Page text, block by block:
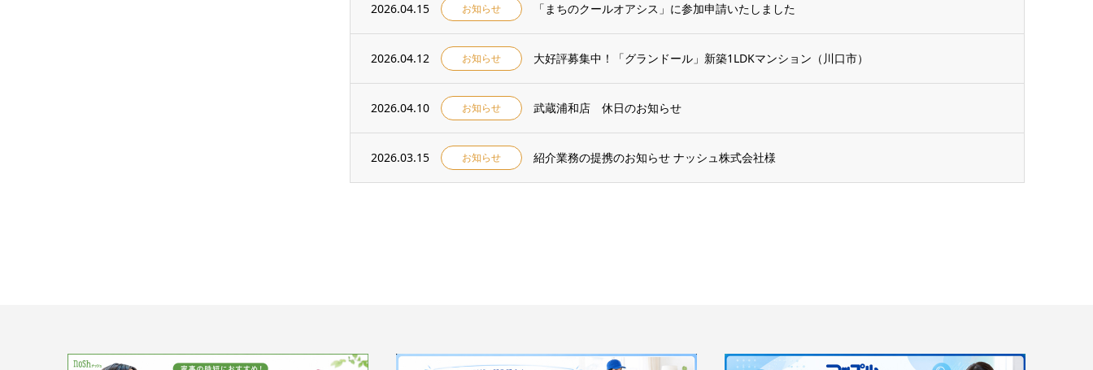
2026.04.15 お知らせ 「まちのクールオアシス」に参加申請いたしました
2026.04.12 お知らせ 大好評募集中！「グランドール」新築1LDKマンション（川口市）
2026.04.10 お知らせ 武蔵浦和店 休日のお知らせ
2026.03.15 お知らせ 紹介業務の提携のお知らせ ナッシュ株式会社様